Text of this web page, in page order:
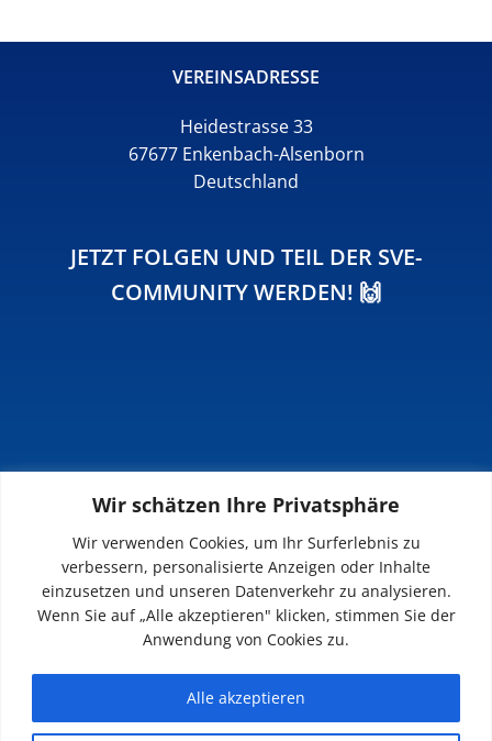
Wir schätzen Ihre Privatsphäre
Wir verwenden Cookies, um Ihr Surferlebnis zu
verbessern, personalisierte Anzeigen oder Inhalte
einzusetzen und unseren Datenverkehr zu analysieren.
Wenn Sie auf „Alle akzeptieren" klicken, stimmen Sie der
Anwendung von Cookies zu.
Alle akzeptieren
VEREINSADRESSE
Heidestrasse 33
67677 Enkenbach-Alsenborn
Deutschland
JETZT FOLGEN UND TEIL DER SVE-
COMMUNITY WERDEN! 🙌
INFOS
Impressum
Datenschutz
Kontakt